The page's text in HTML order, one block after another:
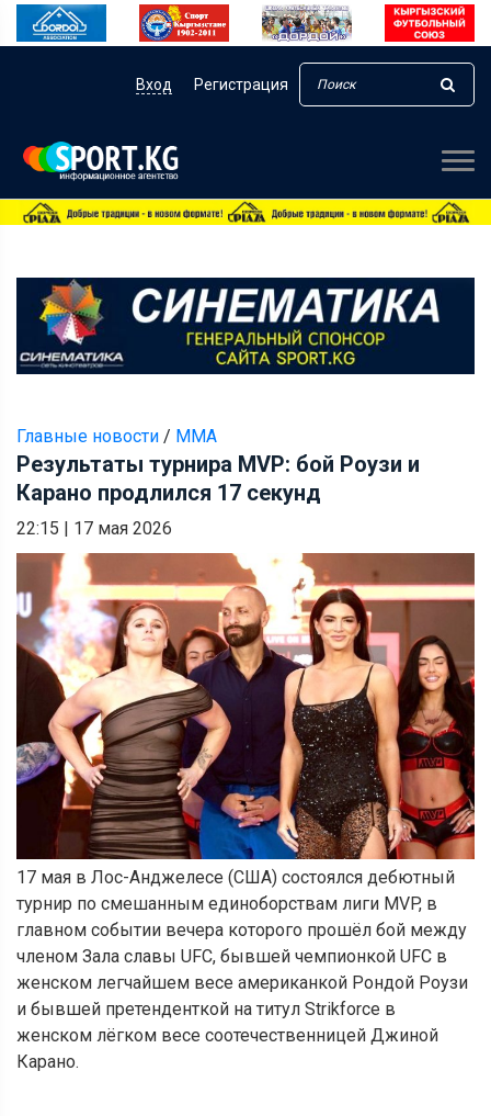
Вход Регистрация
Главные новости / ММА
Результаты турнира MVP: бой Роузи и
Карано продлился 17 секунд
22:15 | 17 мая 2026
17 мая в Лос-Анджелесе (США) состоялся дебютный
турнир по смешанным единоборствам лиги MVP, в
главном событии вечера которого прошёл бой между
членом Зала славы UFC, бывшей чемпионкой UFC в
женском легчайшем весе американкой Рондой Роузи
и бывшей претенденткой на титул Strikforce в
женском лёгком весе соотечественницей Джиной
Карано.